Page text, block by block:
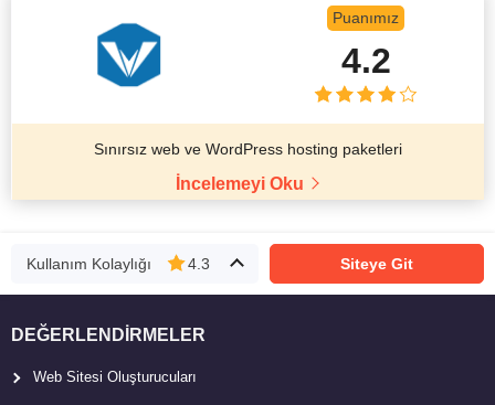
Puanımız
4.2
Sınırsız web ve WordPress hosting paketleri
İncelemeyi Oku
Kullanım Kolaylığı 4.3 Siteye Git
DEĞERLENDIRMELER
Web Sitesi Oluşturucuları